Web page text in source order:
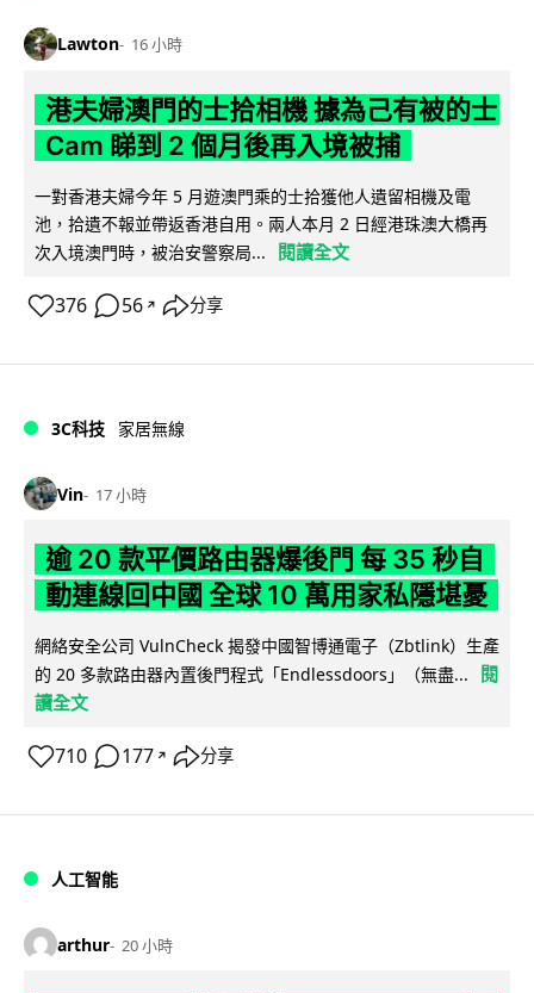
Lawton 16 小時
港夫婦澳門的士拾相機 據為己有被的士
Cam 睇到 2 個月後再入境被捕
一對香港夫婦今年 5 月遊澳門乘的士拾獲他人遺留相機及電
池，拾遺不報並帶返香港自用。兩人本月 2 日經港珠澳大橋再
次入境澳門時，被治安警察局...
閱讀全文
376 56 ↗ 分享
3C科技 家居無線
Vin 17 小時
逾 20 款平價路由器爆後門 每 35 秒自
動連線回中國 全球 10 萬用家私隱堪憂
網絡安全公司 VulnCheck 揭發中國智博通電子（Zbtlink）生產
的 20 多款路由器內置後門程式「Endlessdoors」（無盡...
閱
讀全文
710 177 ↗ 分享
人工智能
arthur 20 小時